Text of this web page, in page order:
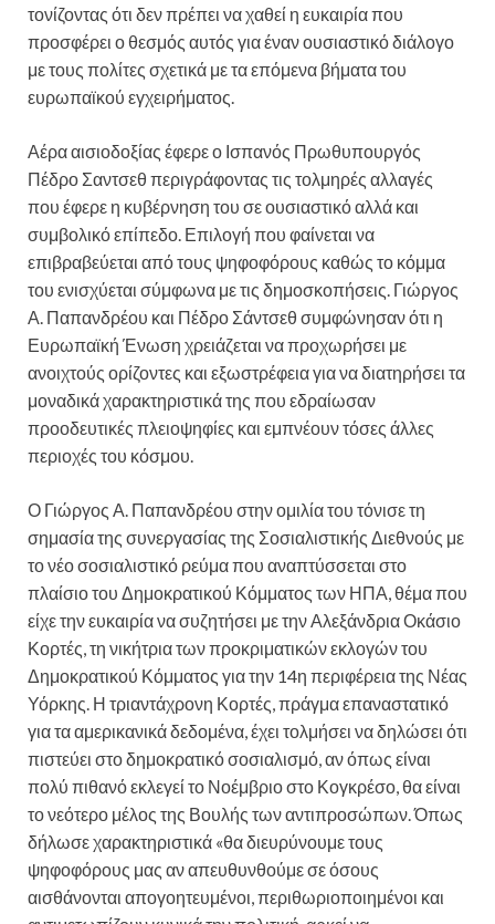
τονίζοντας ότι δεν πρέπει να χαθεί η ευκαιρία που
προσφέρει ο θεσμός αυτός για έναν ουσιαστικό διάλογο
με τους πολίτες σχετικά με τα επόμενα βήματα του
ευρωπαϊκού εγχειρήματος.
Αέρα αισιοδοξίας έφερε ο Ισπανός Πρωθυπουργός
Πέδρο Σαντσεθ περιγράφοντας τις τολμηρές αλλαγές
που έφερε η κυβέρνηση του σε ουσιαστικό αλλά και
συμβολικό επίπεδο. Επιλογή που φαίνεται να
επιβραβεύεται από τους ψηφοφόρους καθώς το κόμμα
του ενισχύεται σύμφωνα με τις δημοσκοπήσεις. Γιώργος
Α. Παπανδρέου και Πέδρο Σάντσεθ συμφώνησαν ότι η
Ευρωπαϊκή Ένωση χρειάζεται να προχωρήσει με
ανοιχτούς ορίζοντες και εξωστρέφεια για να διατηρήσει τα
μοναδικά χαρακτηριστικά της που εδραίωσαν
προοδευτικές πλειοψηφίες και εμπνέουν τόσες άλλες
περιοχές του κόσμου.
Ο Γιώργος Α. Παπανδρέου στην ομιλία του τόνισε τη
σημασία της συνεργασίας της Σοσιαλιστικής Διεθνούς με
το νέο σοσιαλιστικό ρεύμα που αναπτύσσεται στο
πλαίσιο του Δημοκρατικού Κόμματος των ΗΠΑ, θέμα που
είχε την ευκαιρία να συζητήσει με την Αλεξάνδρια Οκάσιο
Κορτές, τη νικήτρια των προκριματικών εκλογών του
Δημοκρατικού Κόμματος για την 14η περιφέρεια της Νέας
Υόρκης. Η τριαντάχρονη Κορτές, πράγμα επαναστατικό
για τα αμερικανικά δεδομένα, έχει τολμήσει να δηλώσει ότι
πιστεύει στο δημοκρατικό σοσιαλισμό, αν όπως είναι
πολύ πιθανό εκλεγεί το Νοέμβριο στο Κογκρέσο, θα είναι
το νεότερο μέλος της Βουλής των αντιπροσώπων. Όπως
δήλωσε χαρακτηριστικά «θα διευρύνουμε τους
ψηφοφόρους μας αν απευθυνθούμε σε όσους
αισθάνονται απογοητευμένοι, περιθωριοποιημένοι και